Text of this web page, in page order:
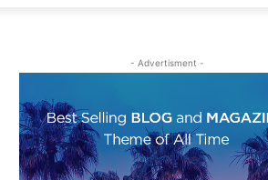
- Advertisment -